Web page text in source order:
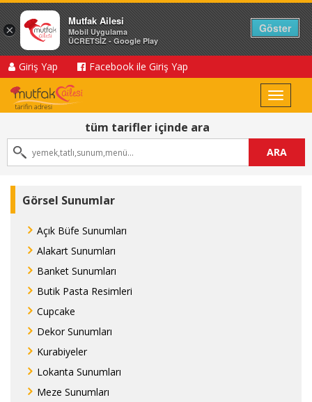
Giriş Yap Facebook ile Giriş Yap
Toggle
tüm tarifler içinde ara
ARA
Görsel Sunumlar
Açık Büfe Sunumları
Alakart Sunumları
Banket Sunumları
Butik Pasta Resimleri
Cupcake
Dekor Sunumları
Kurabiyeler
Lokanta Sunumları
Meze Sunumları
×
Mutfak Ailesi
Mobil Uygulama
ÜCRETSİZ - Google Play
Göster